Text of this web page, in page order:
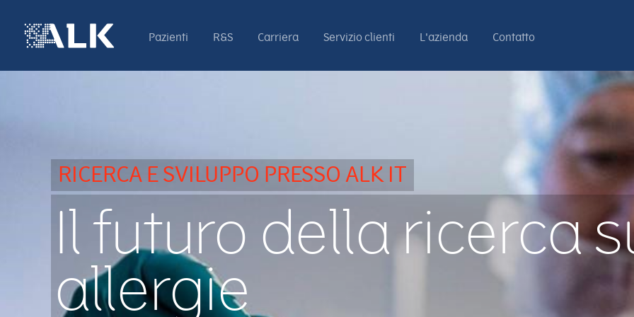
Pazienti R&S Carriera Servizio clienti L'azienda Contatto
RICERCA E SVILUPPO PRESSO ALK IT
Il futuro della ricerca
allergie